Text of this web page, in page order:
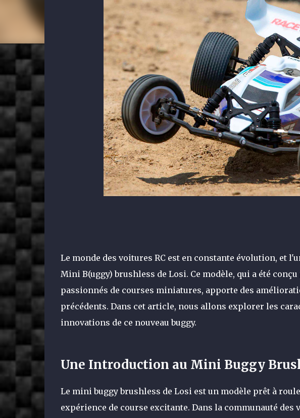
Le monde des voitures RC est en constante évolution, et
Mini B(uggy) brushless de Losi. Ce modèle, qui a été
passionnés de courses miniatures, apporte des
précédents. Dans cet article, nous allons explorer les
innovations de ce nouveau buggy.
Une Introduction au Mini Buggy
Le mini buggy brushless de Losi est un modèle prêt à
expérience de course excitante. Dans la communauté